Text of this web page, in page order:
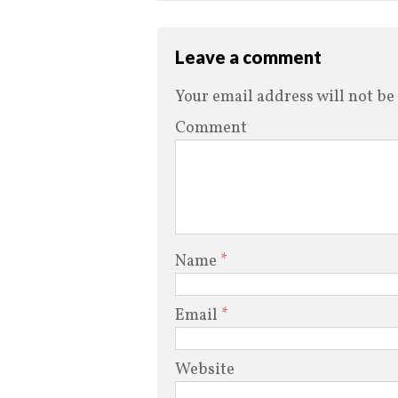
Leave a comment
Your email address will not
Comment
Name *
Email *
Website